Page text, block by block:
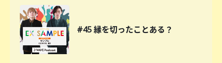
#45 縁を切ったことある？